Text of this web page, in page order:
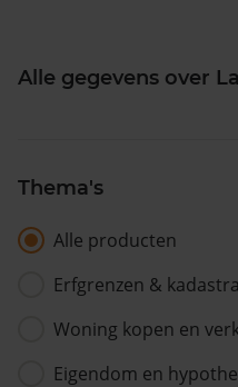
Alle gegevens over
Thema's
Alle producten
Erfgrenzen &
Woning kopen en
Eigendom en